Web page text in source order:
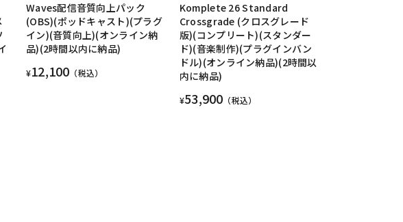
Waves配信音質向上パック
(OBS)(ポッドキャスト)(プラグ
イン)(音質向上)(オンライン納
品)(2時間以内に納品)
¥12,100 （税込）
Komplete 26 Standard
Crossgrade (クロスグレード
版)(コンプリート)(スタンダー
ド)(音楽制作)(プラグインバン
ドル)(オンライン納品)(2時間以
内に納品)
¥53,900 （税込）